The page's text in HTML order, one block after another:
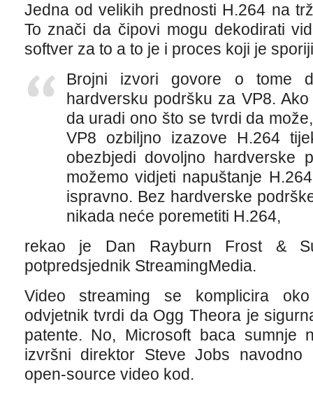
Jedna od velikih prednosti H.264 na
To znači da čipovi mogu dekodirati
softver za to a to je i proces koji je
Brojni izvori govore o tome
hardversku podršku za VP8.
da uradi ono što se tvrdi da
VP8 ozbiljno izazove H.264
obezbjedi dovoljno hardverske
možemo vidjeti napuštanje
ispravno. Bez hardverske
nikada neće poremetiti H.264,
rekao je Dan Rayburn Frost &
potpredsjednik StreamingMedia.
Video streaming se komplicira
odvjetnik tvrdi da Ogg Theora je
patente. No, Microsoft baca sumnje
izvršni direktor Steve Jobs
open-source video kod.